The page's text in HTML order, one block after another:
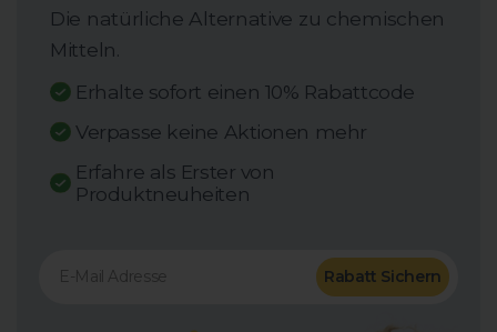
Die natürliche Alternative zu chemischen
Mitteln.
Erhalte sofort einen 10% Rabattcode
Verpasse keine Aktionen mehr
Erfahre als Erster von
Produktneuheiten
Rabatt Sichern